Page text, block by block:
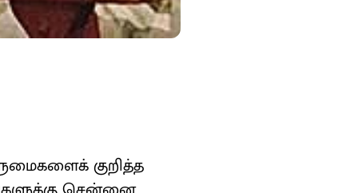
குறித்த